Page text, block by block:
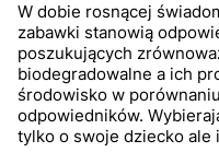
W dobie rosnącej
zabawki stanowią
poszukujących
biodegradowalne a ich
środowisko w
odpowiedników.
tylko o swoje dziecko ale